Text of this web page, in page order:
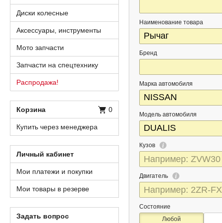
Наименование товара
Бренд
Марка автомобиля
Модель автомобиля
Кузов
Двигатель
Состояние
Любой
Диски колесные
Аксессуары, инструменты
Мото запчасти
Запчасти на спецтехнику
Распродажа!
Корзина 0
Купить через менеджера
Личный кабинет
Мои платежи и покупки
Мои товары в резерве
Задать вопрос